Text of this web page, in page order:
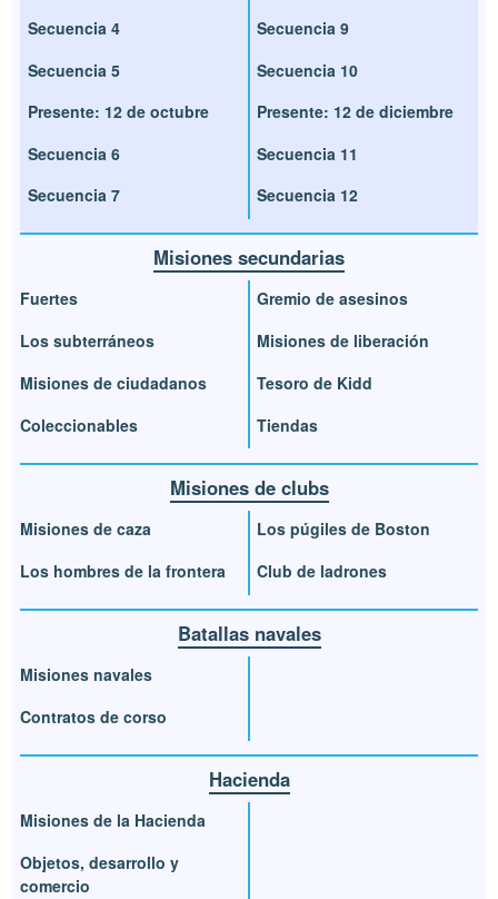
Secuencia 4
Secuencia 5
Presente: 12 de octubre
Secuencia 6
Secuencia 7
Secuencia 9
Secuencia 10
Presente: 12 de diciembre
Secuencia 11
Secuencia 12
Misiones secundarias
Fuertes
Los subterráneos
Misiones de ciudadanos
Coleccionables
Gremio de asesinos
Misiones de liberación
Tesoro de Kidd
Tiendas
Misiones de clubs
Misiones de caza
Los hombres de la frontera
Los púgiles de Boston
Club de ladrones
Batallas navales
Misiones navales
Contratos de corso
Hacienda
Misiones de la Hacienda
Objetos, desarrollo y
comercio